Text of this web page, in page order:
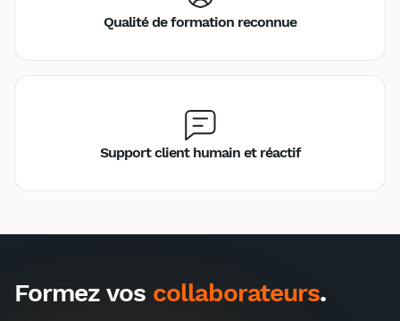
Qualité de formation reconnue
Support client humain et réactif
Communication et management
Formez vos collaborateurs.